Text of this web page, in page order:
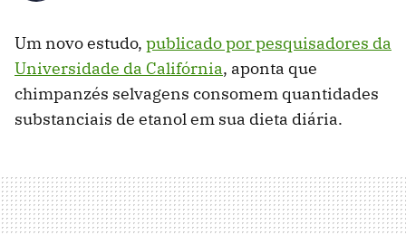
Um novo estudo, publicado por pesquisadores da
Universidade da Califórnia, aponta que
chimpanzés selvagens consomem quantidades
substanciais de etanol em sua dieta diária.